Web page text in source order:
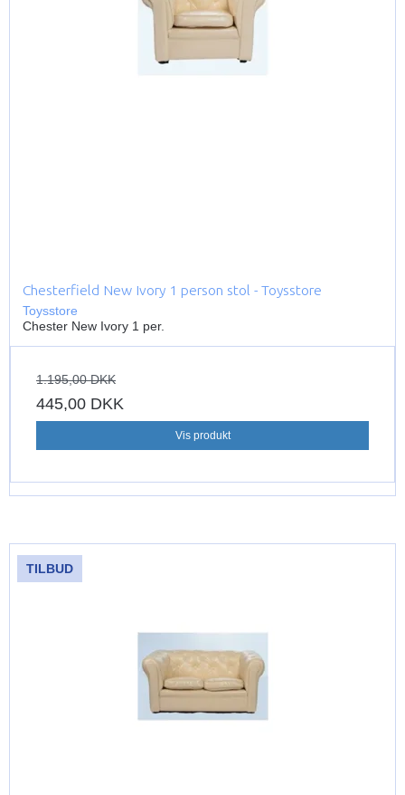
Chesterfield New Ivory 1 person stol - Toysstore
Toysstore
Chester New Ivory 1 per.
1.195,00 DKK
445,00 DKK
Vis produkt
TILBUD